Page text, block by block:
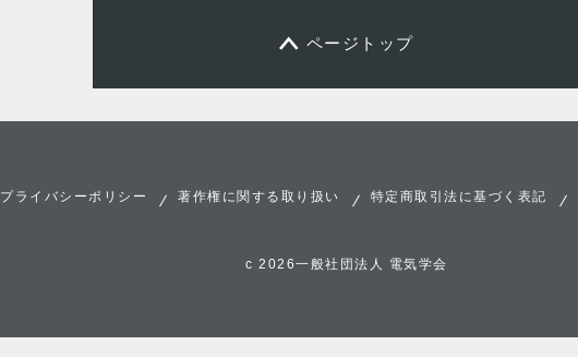
ページトップ
プライバシーポリシー 著作権に関する取り扱い 特定商取引法に基づく表記
c 2026一般社団法人 電気学会